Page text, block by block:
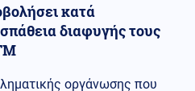
κατά
διαφυγής τους
οργάνωσης που